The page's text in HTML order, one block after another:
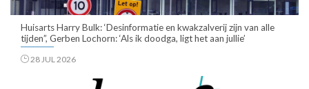
Huisarts Harry Bulk: ‘Desinformatie en kwakzalverij zijn van alle
tijden”, Gerben Lochorn: ‘Als ik doodga, ligt het aan jullie’
28 JUL 2026